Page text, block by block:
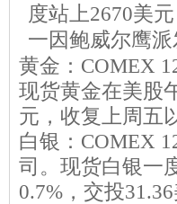
度站上2670美
一因鲍威尔鹰
黄金：COMEX
现货黄金在美股
元，收复上周五
白银：COMEX
司。现货白银一
0.7%，交投